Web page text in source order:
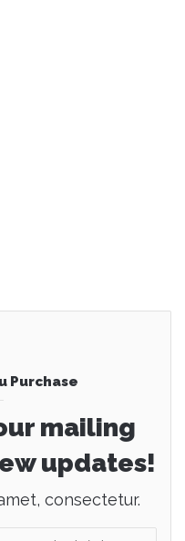
Purchase
mailing
updates!
consectetur.